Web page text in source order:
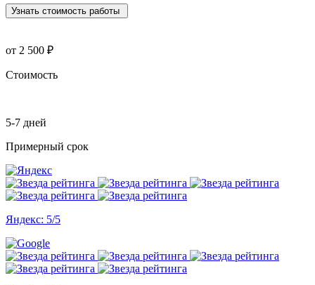
Узнать стоимость работы
от 2 500 ₽
Стоимость
5-7 дней
Примерный срок
Яндекс: 5/5